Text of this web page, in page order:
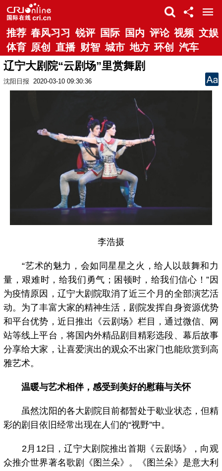
推荐 春风习习 锐评 国际 国内 评论 视频 文娱
体育 原创 直播 财智 城市 地方 环创 汽车
辽宁大剧院“云剧场”里赏舞剧
沈阳日报 2020-03-10 09:30:36
李浩摄
“艺术的魅力，会如同星星之火，给人以鼓舞和力
量，艰难时，给我们勇气；困顿时，给我们信心！”因
为疫情原因，辽宁大剧院取消了近三个月的全部演艺活
动。为了丰富大家的精神生活，剧院发挥自身资源优势
和平台优势，近日推出《云剧场》栏目，通过微信、网
站等线上平台，将国内外精品剧目精彩选段、幕后故事
分享给大家，让喜爱演出的观众不出家门也能欣赏到高
雅艺术。
温暖与艺术相伴，感受到美好的慰藉与关怀
虽然沈阳的各大剧院目前都暂处于歇业状态，但精
彩的剧目依旧经常出现在人们的“视野”中。
2月12日，辽宁大剧院推出首期《云剧场》，向观
众推介世界著名歌剧《图兰朵》。《图兰朵》是意大利